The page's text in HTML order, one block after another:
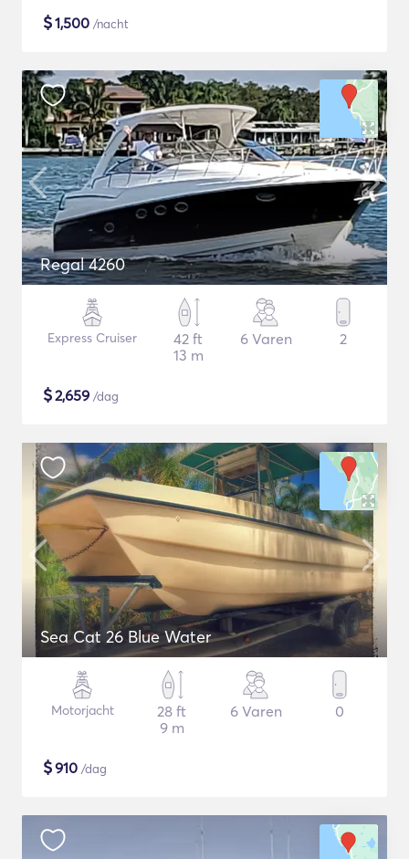
$1,500 /nacht
Regal 4260
Express Cruiser
42 ft
13 m
6 Varen 2
$2,659 /dag
Sea Cat 26 Blue Water
Motorjacht
28 ft
9 m
6 Varen 0
$910 /dag